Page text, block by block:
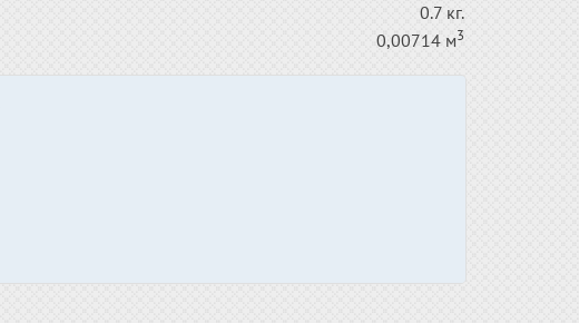
0.7 кг.
0,00714 м3